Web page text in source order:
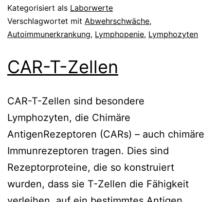
Kategorisiert als Laborwerte
Verschlagwortet mit Abwehrschwäche,
Autoimmunerkrankung, Lymphopenie, Lymphozyten
CAR-T-Zellen
CAR-T-Zellen sind besondere
Lymphozyten, die Chimäre
AntigenRezeptoren (CARs) – auch chimäre
Immunrezeptoren tragen. Dies sind
Rezeptorproteine, die so konstruiert
wurden, dass sie T-Zellen die Fähigkeit